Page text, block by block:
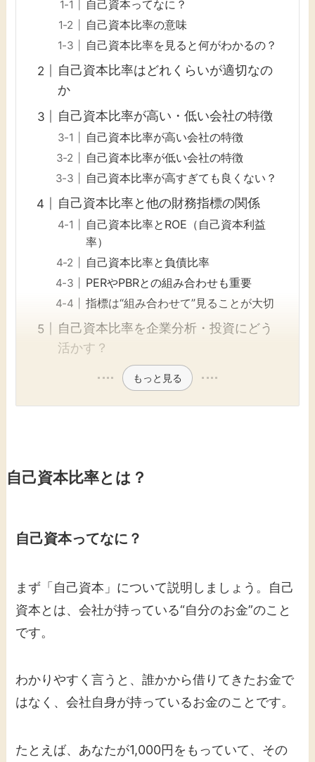
自己資本ってなに？
自己資本比率の意味
自己資本比率を見ると何がわかるの？
自己資本比率はどれくらいが適切なの
か
自己資本比率が高い・低い会社の特徴
自己資本比率が高い会社の特徴
自己資本比率が低い会社の特徴
自己資本比率が高すぎても良くない？
自己資本比率と他の財務指標の関係
自己資本比率とROE（自己資本利益
率）
自己資本比率と負債比率
PERやPBRとの組み合わせも重要
指標は“組み合わせて”見ることが大切
自己資本比率を企業分析・投資にどう
活かす？
もっと見る
自己資本比率とは？
自己資本ってなに？
まず「自己資本」について説明しましょう。自己
資本とは、会社が持っている“自分のお金”のこと
です。
わかりやすく言うと、誰かから借りてきたお金で
はなく、会社自身が持っているお金のことです。
たとえば、あなたが1,000円をもっていて、その